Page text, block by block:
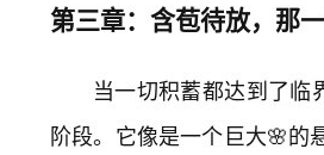
第三章：含苞待放，那
当一切积蓄都达到了临
阶段。它像是一个巨大🌸的